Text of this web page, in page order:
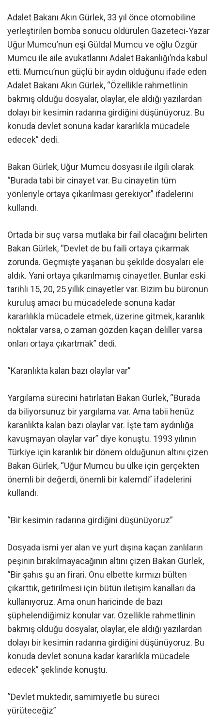
Adalet Bakanı Akın Gürlek, 33 yıl önce otomobiline
yerleştirilen bomba sonucu öldürülen Gazeteci-Yazar
Uğur Mumcu’nun eşi Güldal Mumcu ve oğlu Özgür
Mumcu ile aile avukatlarını Adalet Bakanlığı’nda kabul
etti. Mumcu’nun güçlü bir aydın olduğunu ifade eden
Adalet Bakanı Akın Gürlek, “Özellikle rahmetlinin
bakmış olduğu dosyalar, olaylar, ele aldığı yazılardan
dolayı bir kesimin radarına girdiğini düşünüyoruz. Bu
konuda devlet sonuna kadar kararlıkla mücadele
edecek” dedi.
Bakan Gürlek, Uğur Mumcu dosyası ile ilgili olarak
“Burada tabi bir cinayet var. Bu cinayetin tüm
yönleriyle ortaya çıkarılması gerekiyor” ifadelerini
kullandı.
Ortada bir suç varsa mutlaka bir fail olacağını belirten
Bakan Gürlek, “Devlet de bu faili ortaya çıkarmak
zorunda. Geçmişte yaşanan bu şekilde dosyaları ele
aldık. Yani ortaya çıkarılmamış cinayetler. Bunlar eski
tarihli 15, 20, 25 yıllık cinayetler var. Bizim bu büronun
kuruluş amacı bu mücadelede sonuna kadar
kararlılıkla mücadele etmek, üzerine gitmek, karanlık
noktalar varsa, o zaman gözden kaçan deliller varsa
onları ortaya çıkartmak” dedi.
“Karanlıkta kalan bazı olaylar var”
Yargılama sürecini hatırlatan Bakan Gürlek, “Burada
da biliyorsunuz bir yargılama var. Ama tabii henüz
karanlıkta kalan bazı olaylar var. İşte tam aydınlığa
kavuşmayan olaylar var” diye konuştu. 1993 yılının
Türkiye için karanlık bir dönem olduğunun altını çizen
Bakan Gürlek, “Uğur Mumcu bu ülke için gerçekten
önemli bir değerdi, önemli bir kalemdi” ifadelerini
kullandı.
“Bir kesimin radarına girdiğini düşünüyoruz”
Dosyada ismi yer alan ve yurt dışına kaçan zanlıların
peşinin bırakılmayacağının altını çizen Bakan Gürlek,
“Bir şahıs şu an firari. Onu elbette kırmızı bülten
çıkarttık, getirilmesi için bütün iletişim kanalları da
kullanıyoruz. Ama onun haricinde de bazı
şüphelendiğimiz konular var. Özellikle rahmetlinin
bakmış olduğu dosyalar, olaylar, ele aldığı yazılardan
dolayı bir kesimin radarına girdiğini düşünüyoruz. Bu
konuda devlet sonuna kadar kararlıkla mücadele
edecek” şeklinde konuştu.
“Devlet muktedir, samimiyetle bu süreci
yürüteceğiz”